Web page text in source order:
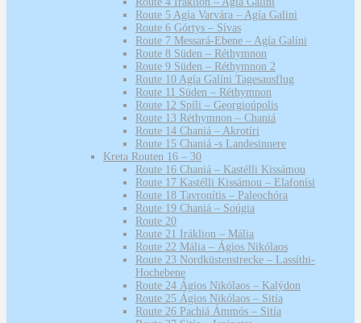
Route 5 Agía Varvára – Agía Galini
Route 6 Górtys – Sívas
Route 7 Messará-Ebene – Agía Galíni
Route 8 Süden – Réthymnon
Route 9 Süden – Réthymnon 2
Route 10 Agía Galíni Tagesausflug
Route 11 Süden – Réthymnon
Route 12 Spíli – Georgioúpolis
Route 13 Réthymnon – Chaniá
Route 14 Chaniá – Akrotíri
Route 15 Chaniá -s Landesinnere
Kreta Routen 16 – 30
Route 16 Chaniá – Kastélli Kissámou
Route 17 Kastélli Kissámou – Elafonísi
Route 18 Tavronítis – Paleochóra
Route 19 Chaniá – Soúgia
Route 20
Route 21 Iráklion – Mália
Route 22 Mália – Ágios Nikólaos
Route 23 Nordküstenstrecke – Lassíthi-
Hochebene
Route 24 Ágios Nikólaos – Kalýdon
Route 25 Ágios Nikólaos – Sitía
Route 26 Pachiá Ámmós – Sitía